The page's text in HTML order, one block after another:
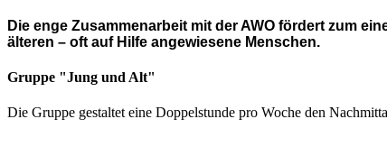
Die enge Zusammenarbeit mit der AWO fördert zum
älteren – oft auf Hilfe angewiesene Menschen.
Gruppe "Jung und Alt"
Die Gruppe gestaltet eine Doppelstunde pro Woche den